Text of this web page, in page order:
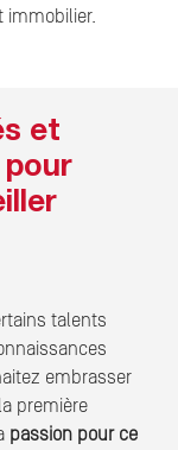
immobilier.
et
talents
embrasser
première
passion pour ce